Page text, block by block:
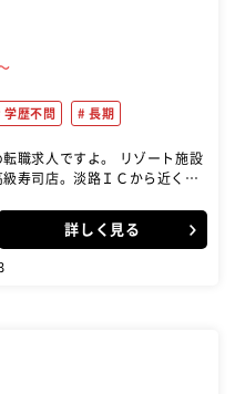
学歴不問 長期
すよ。 リゾート施設
寿司店。淡路ＩＣから近く観
募集♪ 終電迄の勤務時間など
詳しく見る